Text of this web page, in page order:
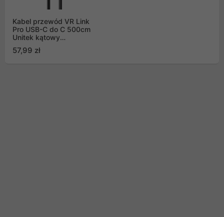
Kabel przewód VR Link
Pro USB-C do C 500cm
Unitek kątowy
57,99 zł